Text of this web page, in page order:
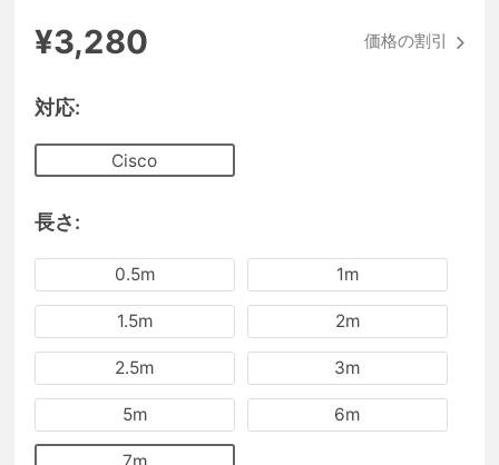
¥3,280 価格の割引
対応:
Cisco
長さ:
0.5m 1m
1.5m 2m
2.5m 3m
5m 6m